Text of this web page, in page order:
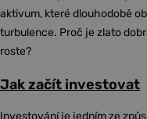
aktivum, které dlouhodobě
turbulence. Proč je zlato
roste?
Jak začít investovat
Investování je jedním ze